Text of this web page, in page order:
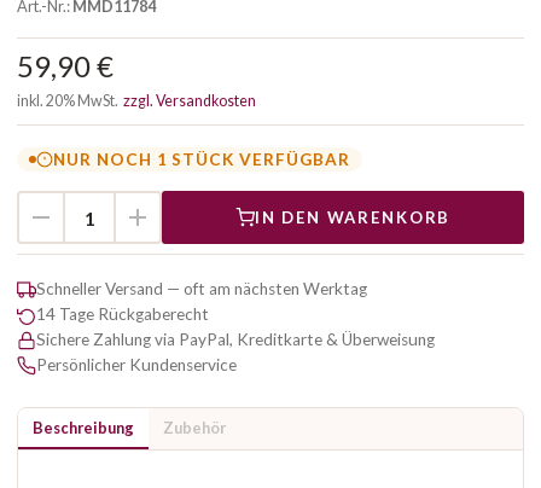
Art.-Nr.:MMD11784
59,90 €
inkl. 20% MwSt. zzgl. Versandkosten
NUR NOCH 1 STÜCK VERFÜGBAR
IN DEN WARENKORB
Schneller Versand — oft am nächsten Werktag
14 Tage Rückgaberecht
Sichere Zahlung via PayPal, Kreditkarte & Überweisung
Persönlicher Kundenservice
Beschreibung Zubehör